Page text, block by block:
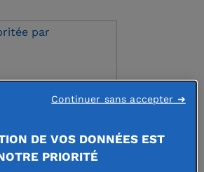
par
CETIM
DE VOS DONNÉES EST
PRIORITÉ
Continuer sans accepter ➜